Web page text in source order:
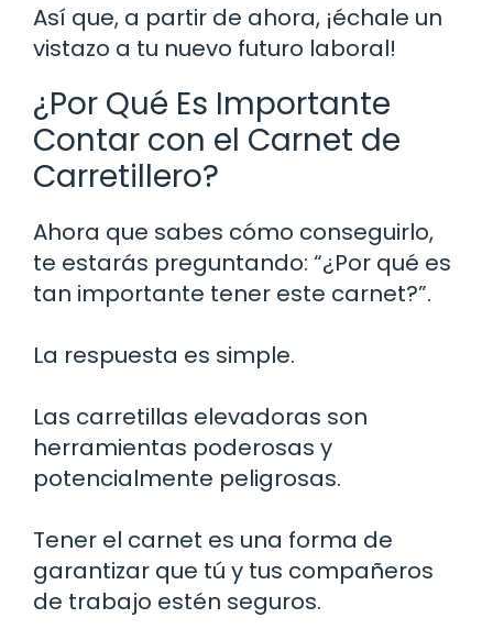
Así que, a partir de ahora, ¡échale un
vistazo a tu nuevo futuro laboral!
¿Por Qué Es Importante
Contar con el Carnet de
Carretillero?
Ahora que sabes cómo conseguirlo,
te estarás preguntando: “¿Por qué es
tan importante tener este carnet?”.
La respuesta es simple.
Las carretillas elevadoras son
herramientas poderosas y
potencialmente peligrosas.
Tener el carnet es una forma de
garantizar que tú y tus compañeros
de trabajo estén seguros.